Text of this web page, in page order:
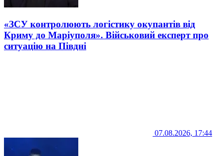
«ЗСУ контролюють логістику окупантів від
Криму до Маріуполя». Військовий експерт про
ситуацію на Півдні
07.08.2026, 17:44